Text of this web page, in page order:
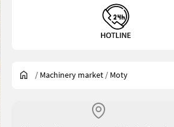
/ Machinery market / Moty